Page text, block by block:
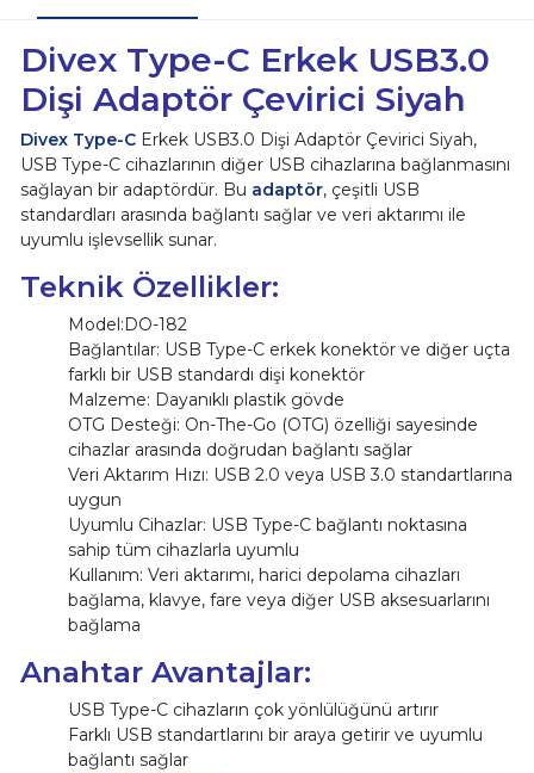
Divex Type-C Erkek USB3.0
Dişi Adaptör Çevirici Siyah
Divex Type-CErkek USB3.0 Dişi Adaptör Çevirici Siyah,
USB Type-C cihazlarının diğer USB cihazlarına bağlanmasını
sağlayan bir adaptördür. Bu adaptör, çeşitli USB
standardları arasında bağlantı sağlar ve veri aktarımı ile
uyumlu işlevsellik sunar.
Teknik Özellikler:
Model:DO-182
Bağlantılar: USB Type-C erkek konektör ve diğer uçta
farklı bir USB standardı dişi konektör
Malzeme: Dayanıklı plastik gövde
OTG Desteği: On-The-Go (OTG) özelliği sayesinde
cihazlar arasında doğrudan bağlantı sağlar
Veri Aktarım Hızı: USB 2.0 veya USB 3.0 standartlarına
uygun
Uyumlu Cihazlar: USB Type-C bağlantı noktasına
sahip tüm cihazlarla uyumlu
Kullanım: Veri aktarımı, harici depolama cihazları
bağlama, klavye, fare veya diğer USB aksesuarlarını
bağlama
Anahtar Avantajlar:
USB Type-C cihazların çok yönlülüğünü artırır
Farklı USB standartlarını bir araya getirir ve uyumlu
bağlantı sağlar